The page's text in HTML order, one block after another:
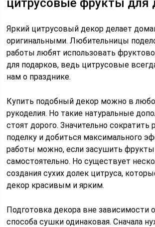
цитрусовые фрукты для
Яркий цитрусовый декор делает
оригинальными. Любительницы
работы любят использовать
для подарков, ведь цитрусовые
нам о празднике.
Купить подобный декор можно в
рукоделия. Но такие натуральные
стоят дорого. Значительно сократить
поделку и добиться максимального
работы можно, если засушить фрукты
самостоятельно. Но существует
создания сухих долек цитруса,
декор красивым и ярким.
Подготовка декора вне зависимости
способа сушки одинаковая. Сначала